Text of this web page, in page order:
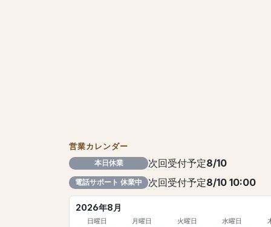
営業カレンダー
本日休業 次回受付予定8/10
電話サポート 休業中 次回受付予定8/10 10:00
2026年8月
日曜日 月曜日 火曜日 水曜日